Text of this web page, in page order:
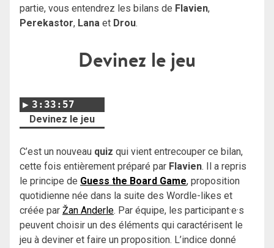
partie, vous entendrez les bilans de Flavien,
Perekastor, Lana et Drou.
Devinez le jeu
3:33:57
Devinez le jeu
C’est un nouveau quiz qui vient entrecouper ce bilan,
cette fois entièrement préparé par Flavien. Il a repris
le principe de Guess the Board Game, proposition
quotidienne née dans la suite des Wordle-likes et
créée par Žan Anderle. Par équipe, les participant·e·s
peuvent choisir un des éléments qui caractérisent le
jeu à deviner et faire un proposition. L’indice donné